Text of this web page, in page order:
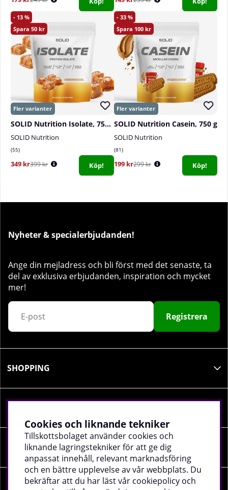
13
50
SOLID Nutrition Isolate, 750 g
SOLID Nutrition
55
349 kr399 kr Köp!
33
100
SOLID Nutrition Casein, 750 g
SOLID Nutrition
81
199 kr299 kr Köp!
Nyheter & specialerbjudanden!
Ange din mejladress och bli först med det senaste, ta
del av exklusiva erbjudanden, inspiration och mycket
mer!
Registrera
SHOPPING
SOCIALA MEDIER
FÖRETAGSUPPGIFTER
Cookies och liknande tekniker
Tillskottsbolaget använder cookies och
liknande lagringstekniker för att ge dig
anpassat innehåll, relevant marknadsföring
och en bättre upplevelse av vår webbplats. Du
bekräftar att du har läst vår cookiepolicy och